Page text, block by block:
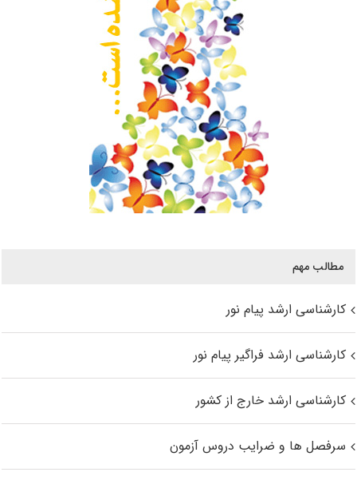
مطالب مهم
کارشناسی ارشد پیام نور
کارشناسی ارشد فراگیر پیام نور
کارشناسی ارشد خارج از کشور
سرفصل ها و ضرایب دروس آزمون